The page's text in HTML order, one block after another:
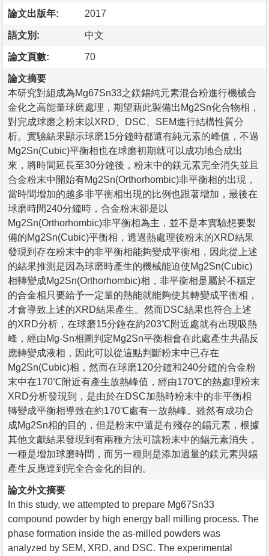
論文出版年: 2017
語文別: 中文
論文頁數: 70
論文摘要
本研究對組成為Mg67Sn33之鎂錫純元素混合粉進行機械合
金化之高能量球磨處理，期望藉此製備出Mg2Sn化合物相，
對完成球磨之粉末以XRD、DSC、SEM進行結構性質分
析。實驗結果顯示球磨15分鐘時都還有純元素的峰值，不過
Mg2Sn(Cubic)平衡相也在球磨初期就可以成功地合成出
來，將時間延長至30分鐘後，粉末中的鎂元素完全消失並且
合金粉末中開始有Mg2Sn(Orthorhombic)非平衡相的出現，
當時間增加的越多非平衡相出現的比例也跟著增加，最後在
球磨時間240分鐘時，合金粉末卻是以
Mg2Sn(Orthorhombic)非平衡相為主，並不是本實驗想要製
備的Mg2Sn(Cubic)平衡相，透過熱處理後粉末的XRD結果
發現到存在粉末中的非平衡相能夠變成平衡相，因此從上述
的結果推測是因為球磨時產生的機械能迫使Mg2Sn(Cubic)
相轉變成Mg2Sn(Orthorhombic)相，非平衡相是屬於不穩定
的合金相只要給予一定量的熱能就能夠使其轉變成平衡相，
才會導致上述的XRD結果產生。然而DSC結果也符合上述
的XRD分析，在球磨15分鐘在約203℃附近處就有出現吸熱
峰，經由Mg-Sn相圖判定Mg2Sn平衡相會在此處產生共晶反
應轉變成液相，因此可以從這點判斷粉末中已存在
Mg2Sn(Cubic)相，然而在球磨120分鐘和240分鐘的合金粉
末中在170℃附近有產生放熱峰值，經由170℃的熱處理粉末
XRD分析發現到，是由於在DSC加熱時粉末中的非平衡相
轉變成平衡相導致在約170℃處有一放熱峰。雖然有成功合
成Mg2Sn相的目的，但是粉末中還是有殘存的錫元素，根據
其他文獻結果發現到有兩種方法可讓粉末中的錫元素消失，
一種是增加球磨時間，而另一種則是添加過量的鎂元素與錫
產生反應達到完全合金化的目的。
論文外文摘要
In this study, we attempted to prepare Mg67Sn33
compound powder by high energy ball milling process. The
phase formation inside the as-milled powders was
analyzed by SEM, XRD, and DSC. The experimental